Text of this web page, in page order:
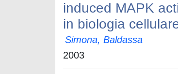
induced MAPK
in biologia
Simona, Baldassa
2003